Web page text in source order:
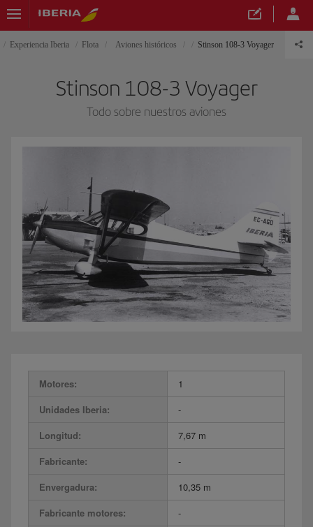
Experiencia Iberia Flota Aviones históricos Stinson 108-3 Voyager
Stinson 108-3 Voyager
Todo sobre nuestros aviones
Motores:
1
Unidades Iberia:
-
Longitud:
7,67 m
Fabricante:
-
Envergadura:
10,35 m
Fabricante motores:
-